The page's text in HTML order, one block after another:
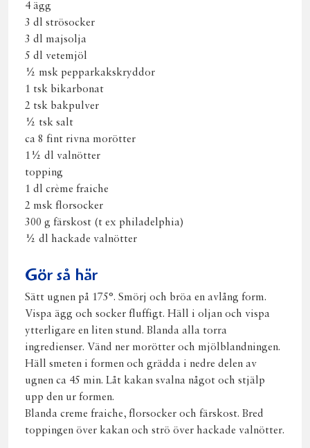
4 ägg
3 dl strösocker
3 dl majsolja
5 dl vetemjöl
½ msk pepparkakskryddor
1 tsk bikarbonat
2 tsk bakpulver
½ tsk salt
ca 8 fint rivna morötter
1½ dl valnötter
topping
1 dl crème fraiche
2 msk florsocker
300 g färskost (t ex philadelphia)
½ dl hackade valnötter
Gör så här
Sätt ugnen på 175°. Smörj och bröa en avlång form.
Vispa ägg och socker fluffigt. Häll i oljan och vispa
ytterligare en liten stund. Blanda alla torra
ingredienser. Vänd ner morötter och mjölblandningen.
Häll smeten i formen och grädda i nedre delen av
ugnen ca 45 min. Låt kakan svalna något och stjälp
upp den ur formen.
Blanda creme fraiche, florsocker och färskost. Bred
toppingen över kakan och strö över hackade valnötter.